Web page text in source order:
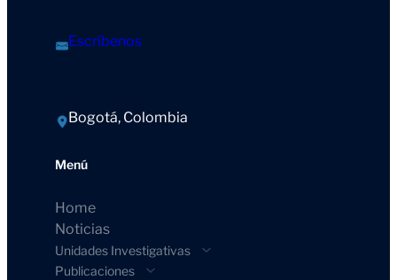
Escríbenos
Bogotá, Colombia
Menú
Home
Noticias
Unidades Investigativas
Publicaciones